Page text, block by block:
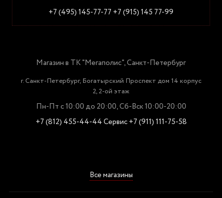
+7 (495) 145-77-77 +7 (915) 145 77-99
Магазин в ТК "Мегаполис", Санкт-Петербург
г. Санкт-Петербург, Богатырский Проспект дом 14 корпус
2, 2-ой этаж
Пн-Пт с 10:00 до 20:00, Сб-Вск 10:00-20:00
+7 (812) 455-44-44Сервис +7 (911) 111-75-58
Все магазины